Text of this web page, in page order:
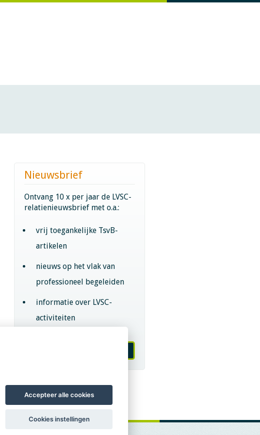
Nieuwsbrief
Ontvang 10 x per jaar de LVSC-
relatienieuwsbrief met o.a.:
vrij toegankelijke TsvB-
artikelen
nieuws op het vlak van
professioneel begeleiden
informatie over LVSC-
activiteiten
Accepteer alle cookies
Cookies instellingen